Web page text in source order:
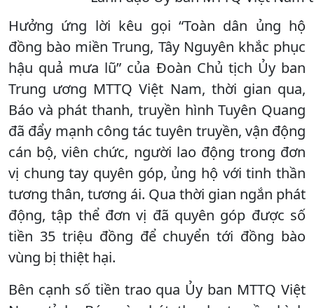
Hưởng ứng lời kêu gọi “Toàn dân ủng hộ
đồng bào miền Trung, Tây Nguyên khắc phục
hậu quả mưa lũ” của Đoàn Chủ tịch Ủy ban
Trung ương MTTQ Việt Nam, thời gian qua,
Báo và phát thanh, truyền hình Tuyên Quang
đã đẩy mạnh công tác tuyên truyền, vận động
cán bộ, viên chức, người lao động trong đơn
vị chung tay quyên góp, ủng hộ với tinh thần
tương thân, tương ái. Qua thời gian ngắn phát
động, tập thể đơn vị đã quyên góp được số
tiền 35 triệu đồng để chuyển tới đồng bào
vùng bị thiệt hại.
Bên cạnh số tiền trao qua Ủy ban MTTQ Việt